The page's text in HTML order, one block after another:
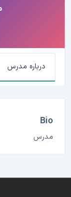
درباره مدرس
Bio
مدرس